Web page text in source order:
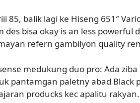
85, balik lagi ke Hiseng 651″
des bisa okay is an less powerful
refern gambilyon quality
medukung duo pro: Ada
pantamgan paletny abad Black
producks kec apalitu